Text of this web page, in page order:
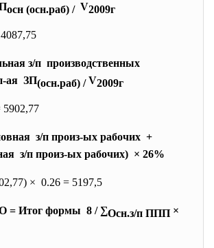
осн (осн.раб) / V2009г
з/п производственных
ая ЗП(осн.раб) /V2009г
5902,77
з/п произ-ых рабочих +
з/п произ-ых рабочих) × 26%
× 0.26 = 5197,5
= Итог формы 8 / ∑Осн.з/п ППП ×